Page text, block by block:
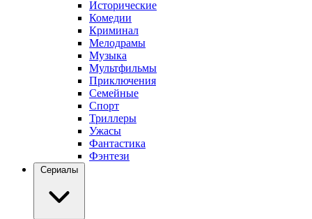
Исторические
Комедии
Криминал
Мелодрамы
Музыка
Мультфильмы
Приключения
Семейные
Спорт
Триллеры
Ужасы
Фантастика
Фэнтези
Сериалы